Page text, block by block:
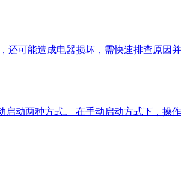
还可能造成电器损坏，需快速排查原因
动两种方式。 在手动启动方式下，操